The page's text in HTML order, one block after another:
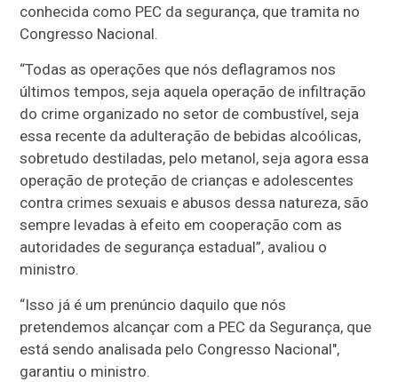
conhecida como PEC da segurança, que tramita no
Congresso Nacional.
“Todas as operações que nós deflagramos nos
últimos tempos, seja aquela operação de infiltração
do crime organizado no setor de combustível, seja
essa recente da adulteração de bebidas alcoólicas,
sobretudo destiladas, pelo metanol, seja agora essa
operação de proteção de crianças e adolescentes
contra crimes sexuais e abusos dessa natureza, são
sempre levadas à efeito em cooperação com as
autoridades de segurança estadual”, avaliou o
ministro.
“Isso já é um prenúncio daquilo que nós
pretendemos alcançar com a PEC da Segurança, que
está sendo analisada pelo Congresso Nacional",
garantiu o ministro.